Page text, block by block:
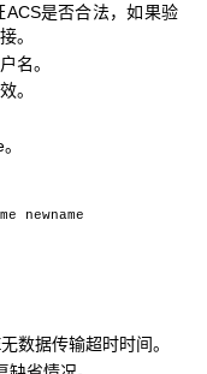
是否合法，如果验
。
名。
。
newname
数据传输超时时间。